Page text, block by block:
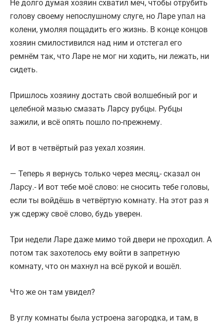
Не долго думая хозяин схватил меч, чтобы отрубить
голову своему непослушному слуге, но Ларе упал на
колени, умоляя пощадить его жизнь. В конце концов
хозяин смилостивился над ним и отстегал его
ремнём так, что Ларе не мог ни ходить, ни лежать, ни
сидеть.
Пришлось хозяину достать свой волшебный рог и
целебной мазью смазать Ларсу рубцы. Рубцы
зажили, и всё опять пошло по-прежнему.
И вот в четвёртый раз уехал хозяин.
— Теперь я вернусь только через месяц,- сказал он
Ларсу.- И вот тебе моё слово: не сносить тебе головы,
если ты войдёшь в четвёртую комнату. На этот раз я
уж сдержу своё слово, будь уверен.
Три недели Ларе даже мимо той двери не проходил. А
потом так захотелось ему войти в запретную
комнату, что он махнул на всё рукой и вошёл.
Что же он там увидел?
В углу комнаты была устроена загородка, и там, в